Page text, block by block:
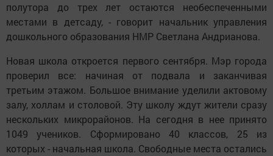
полутора до трех лет остаются необеспеченными
местами в детсаду, - говорит начальник управления
дошкольного образования НМР Светлана Андрианова.
Новая школа откроется первого сентября. Мэр города
проверил все: начиная от подвала и заканчивая
третьим этажом. Большое внимание уделили актовому
залу, холлам и столовой. Эту школу ждут жители сразу
нескольких микрорайонов. На сегодня в нее принято
1049 учеников. Сформировано 40 классов, 25 из
которых - начальная школа. Свободные места остались